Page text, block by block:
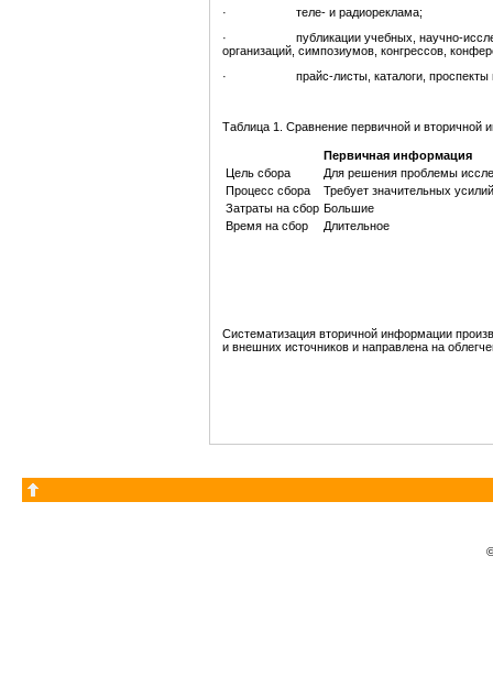
· теле- и радиореклама;
· публикации учебных, научно-
организаций, симпозиумов, конгрессов,
· прайс-листы, каталоги, проспекты и
Таблица 1. Сравнение первичной и вторичной
Первичная информация
Цель сбора
Для решения проблемы
Процесс сбора
Требует значительных усилий
Затраты на сбор Большие
Время на сбор
Длительное
Систематизация вторичной информации
и внешних источников и направлена на